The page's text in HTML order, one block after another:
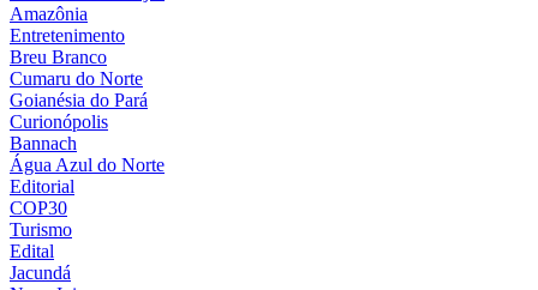
Amazônia
Entretenimento
Breu Branco
Cumaru do Norte
Goianésia do Pará
Curionópolis
Bannach
Água Azul do Norte
Editorial
COP30
Turismo
Edital
Jacundá